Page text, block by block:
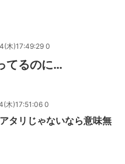
木)17:49:29 0
てるのに…
木)17:51:06 0
タリじゃないなら意味無